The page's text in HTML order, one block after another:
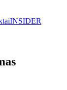
INSIDER